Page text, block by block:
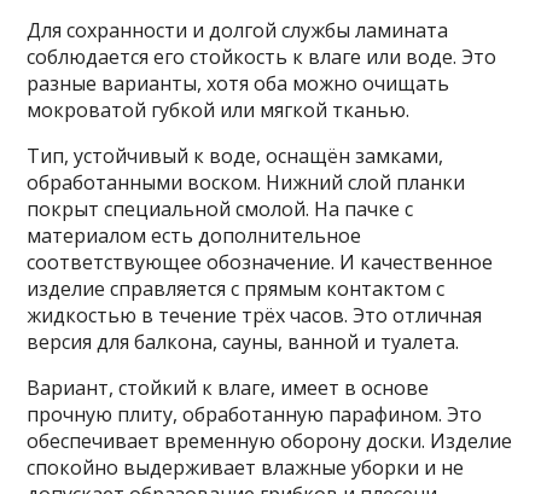
Для сохранности и долгой службы ламината
соблюдается его стойкость к влаге или воде. Это
разные варианты, хотя оба можно очищать
мокроватой губкой или мягкой тканью.
Тип, устойчивый к воде, оснащён замками,
обработанными воском. Нижний слой планки
покрыт специальной смолой. На пачке с
материалом есть дополнительное
соответствующее обозначение. И качественное
изделие справляется с прямым контактом с
жидкостью в течение трёх часов. Это отличная
версия для балкона, сауны, ванной и туалета.
Вариант, стойкий к влаге, имеет в основе
прочную плиту, обработанную парафином. Это
обеспечивает временную оборону доски. Изделие
спокойно выдерживает влажные уборки и не